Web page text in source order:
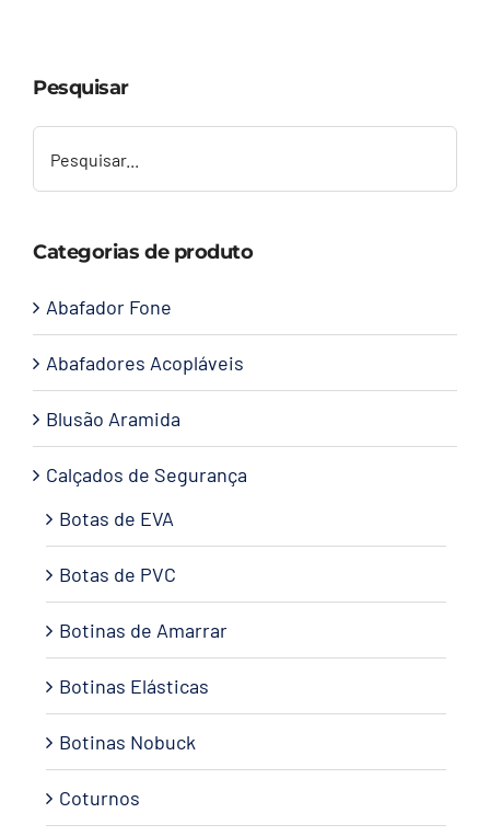
Contato
Pesquisar
Categorias de produto
Abafador Fone
Abafadores Acopláveis
Blusão Aramida
Calçados de Segurança
Botas de EVA
Botas de PVC
Botinas de Amarrar
Botinas Elásticas
Botinas Nobuck
Coturnos